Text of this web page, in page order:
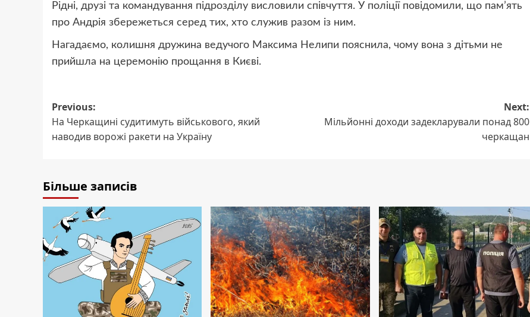
Рідні, друзі та командування підрозділу висловили співчуття. У поліції повідомили, що пам’ять
про Андрія збережеться серед тих, хто служив разом із ним.
Нагадаємо, колишня дружина ведучого Максима Нелипи пояснила, чому вона з дітьми не
прийшла на церемонію прощання в Києві.
Post
navigation
Previous:
На Черкащині судитимуть військового, який
наводив ворожі ракети на Україну
Next:
Мільйонні доходи задекларували понад 800
черкащан
Більше записів